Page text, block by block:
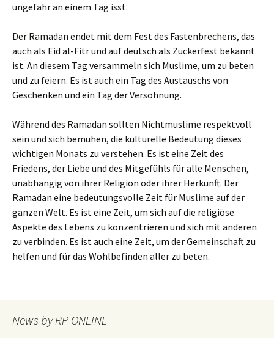
ungefähr an einem Tag isst.
Der Ramadan endet mit dem Fest des Fastenbrechens, das
auch als Eid al-Fitr und auf deutsch als Zuckerfest bekannt
ist. An diesem Tag versammeln sich Muslime, um zu beten
und zu feiern. Es ist auch ein Tag des Austauschs von
Geschenken und ein Tag der Versöhnung.
Während des Ramadan sollten Nichtmuslime respektvoll
sein und sich bemühen, die kulturelle Bedeutung dieses
wichtigen Monats zu verstehen. Es ist eine Zeit des
Friedens, der Liebe und des Mitgefühls für alle Menschen,
unabhängig von ihrer Religion oder ihrer Herkunft. Der
Ramadan eine bedeutungsvolle Zeit für Muslime auf der
ganzen Welt. Es ist eine Zeit, um sich auf die religiöse
Aspekte des Lebens zu konzentrieren und sich mit anderen
zu verbinden. Es ist auch eine Zeit, um der Gemeinschaft zu
helfen und für das Wohlbefinden aller zu beten.
News by RP ONLINE